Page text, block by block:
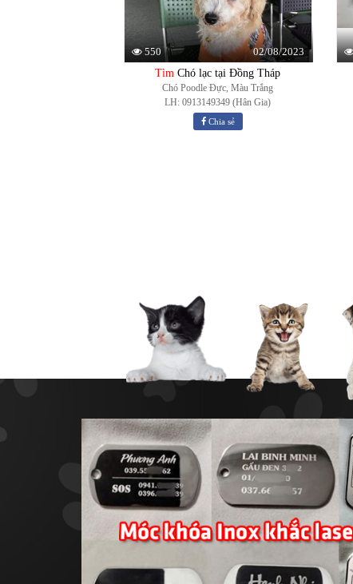
550
02/08/2023
TìmChó lạc tại Đồng Tháp
Chó Poodle Đực, Màu Trắng
LH: 0913149349 (Hân Gia)
Chia sẻ